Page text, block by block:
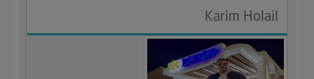
Karim Holail